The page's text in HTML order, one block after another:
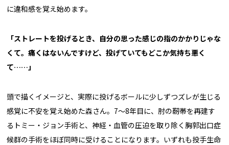
に違和感を覚え始めます。
「ストレートを投げるとき、自分の思った感じの指のかかりじゃな
くて。痛くはないんですけど、投げていてもどこか気持ち悪く
て……」
頭で描くイメージと、実際に投げるボールに少しずつズレが生じる
感覚に不安を覚え始めた森さん。7〜8年目に、肘の靭帯を再建す
るトミー・ジョン手術と、神経・血管の圧迫を取り除く胸郭出口症
候群の手術をほぼ同時に受けることになります。いずれも投手生命